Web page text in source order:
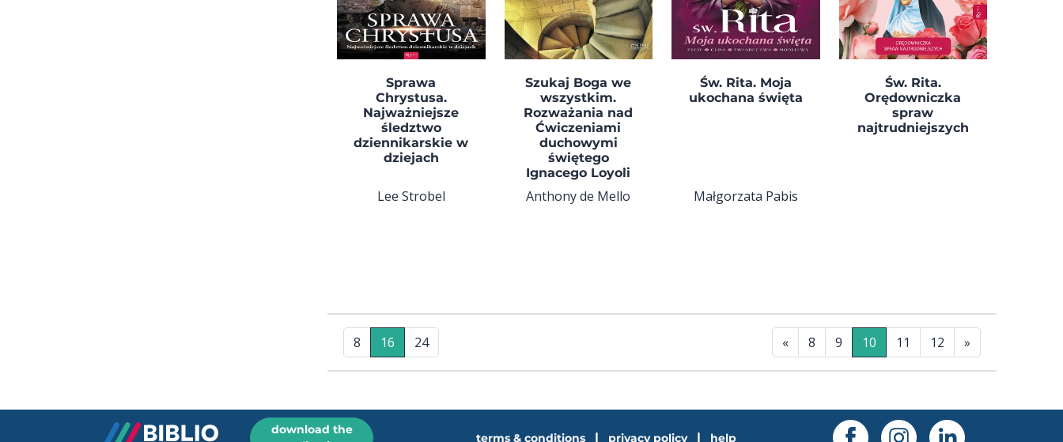
Sprawa
Chrystusa.
Najważniejsze
śledztwo
dziennikarskie w
dziejach
Lee Strobel
Szukaj Boga we
wszystkim.
Rozważania nad
Ćwiczeniami
duchowymi
świętego
Ignacego Loyoli
Anthony de Mello
Św. Rita. Moja
ukochana święta
Małgorzata Pabis
Św. Rita.
Orędowniczka
spraw
najtrudniejszych
8 16 24 « 8 9 10 11 12 »
download the
terms & conditions | privacy policy | help